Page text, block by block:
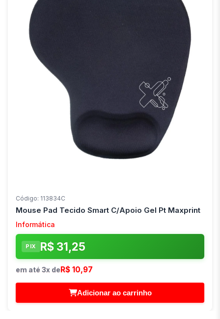
Código: 113834C
Mouse Pad Tecido Smart C/Apoio Gel Pt Maxprint
Informática
PIX R$ 31,25
em até 3x deR$ 10,97
Adicionar ao carrinho